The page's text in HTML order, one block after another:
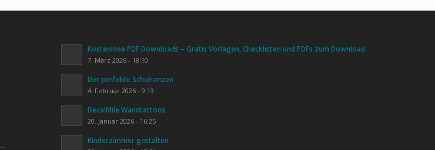
Kostenlose PDF Downloads – Gratis Vorlagen, Checklisten und PDFs zum Download
7. März 2026 - 18:10
Der perfekte Schulranzen
4. Februar 2026 - 9:13
DecalMile Wandtattoos
20. Januar 2026 - 16:25
Kinderzimmer gestalten